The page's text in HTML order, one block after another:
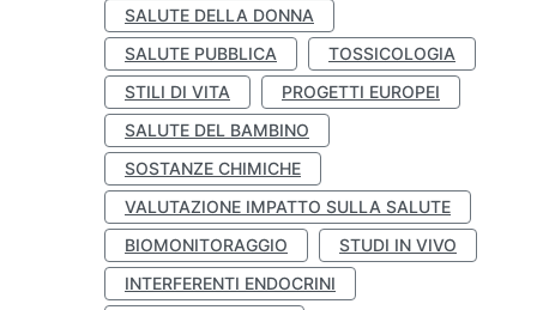
SALUTE DELLA DONNA
SALUTE PUBBLICA
TOSSICOLOGIA
STILI DI VITA
PROGETTI EUROPEI
SALUTE DEL BAMBINO
SOSTANZE CHIMICHE
VALUTAZIONE IMPATTO SULLA SALUTE
BIOMONITORAGGIO
STUDI IN VIVO
INTERFERENTI ENDOCRINI